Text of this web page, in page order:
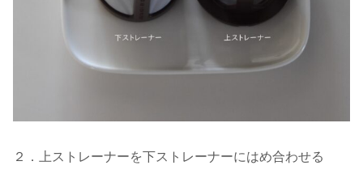
２．上ストレーナーを下ストレーナーにはめ合わせる